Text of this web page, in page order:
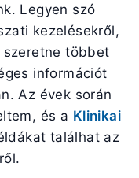
Legyen szó
kezelésekről,
szeretne többet
információt
Az évek során
és a Klinikai
találhat az